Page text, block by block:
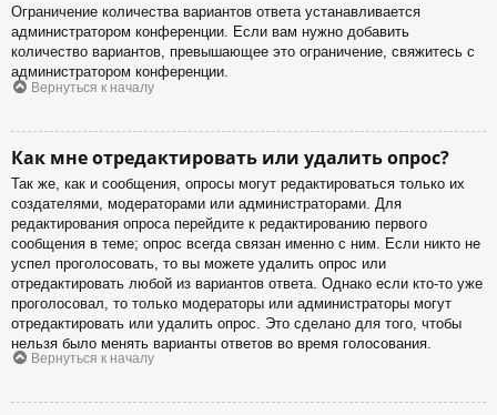
Ограничение количества вариантов ответа устанавливается
администратором конференции. Если вам нужно добавить
количество вариантов, превышающее это ограничение, свяжитесь с
администратором конференции.
Вернуться к началу
Как мне отредактировать или удалить опрос?
Так же, как и сообщения, опросы могут редактироваться только их
создателями, модераторами или администраторами. Для
редактирования опроса перейдите к редактированию первого
сообщения в теме; опрос всегда связан именно с ним. Если никто не
успел проголосовать, то вы можете удалить опрос или
отредактировать любой из вариантов ответа. Однако если кто-то уже
проголосовал, то только модераторы или администраторы могут
отредактировать или удалить опрос. Это сделано для того, чтобы
нельзя было менять варианты ответов во время голосования.
Вернуться к началу